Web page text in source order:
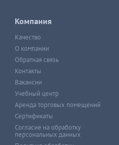
Компания
Качество
О компании
Обратная связь
Контакты
Вакансии
Учебный центр
Аренда торговых помещений
Сертификаты
Согласие на обработку
персональных данных